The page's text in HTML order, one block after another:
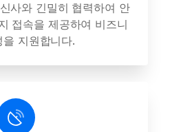
사와 긴밀히 협력하여 안
접속을 제공하여 비즈니
을 지원합니다.